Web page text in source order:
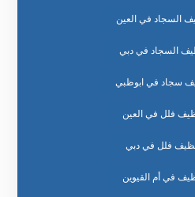
السجاد في العين
السجاد في دبي
سجاد في ابوظبي
فلل في العين
فلل في دبي
في أم القيوين